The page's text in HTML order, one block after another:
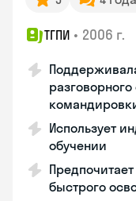
ТГПИ • 2006 г.
Использует
обучении
быстрого